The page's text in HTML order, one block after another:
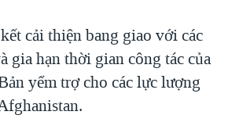
cải thiện bang giao với các
gia hạn thời gian công tác của
yểm trợ cho các lực lượng